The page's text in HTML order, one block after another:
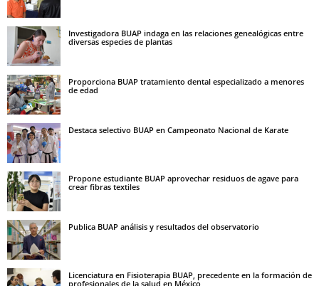
Investigadora BUAP indaga en las relaciones genealógicas entre
diversas especies de plantas
Proporciona BUAP tratamiento dental especializado a menores
de edad
Destaca selectivo BUAP en Campeonato Nacional de Karate
Propone estudiante BUAP aprovechar residuos de agave para
crear fibras textiles
Publica BUAP análisis y resultados del observatorio
Licenciatura en Fisioterapia BUAP, precedente en la formación de
profesionales de la salud en México